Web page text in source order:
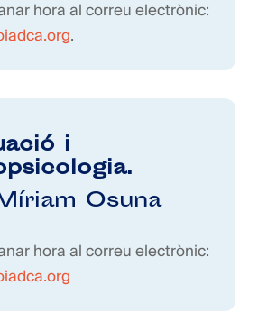
hora al correu electrònic:
.
i
Osuna
hora al correu electrònic: